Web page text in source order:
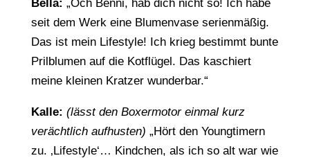
Bella: „Och Benni, hab dich nicht so! Ich habe
seit dem Werk eine Blumenvase serienmäßig.
Das ist mein Lifestyle! Ich krieg bestimmt bunte
Prilblumen auf die Kotflügel. Das kaschiert
meine kleinen Kratzer wunderbar.“
Kalle: (lässt den Boxermotor einmal kurz
verächtlich aufhusten) „Hört den Youngtimern
zu. ‚Lifestyle‘… Kindchen, als ich so alt war wie